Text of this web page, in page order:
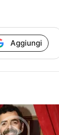
Aggiungi